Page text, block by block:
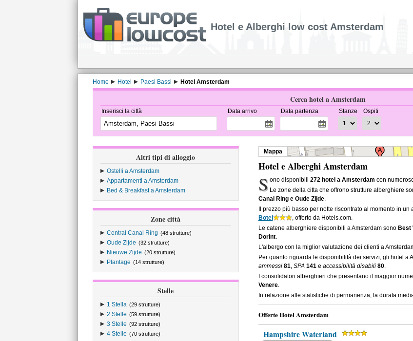
Hotel e Alberghi low cost Amsterdam
Home Hotel Paesi Bassi Hotel Amsterdam
Cerca hotel a Amsterdam
Inserisci la città Data arrivo Data partenza Stanze Ospiti
Altri tipi di alloggio
Ostelli a Amsterdam
Appartamenti a Amsterdam
Bed & Breakfast a Amsterdam
Zone città
Central Canal Ring (48 strutture)
Oude Zijde (32 strutture)
Nieuwe Zijde (20 strutture)
Plantage (14 strutture)
Stelle
1 Stella (29 strutture)
2 Stelle (59 strutture)
3 Stelle (92 strutture)
4 Stelle (70 strutture)
Mappa
Hotel e Alberghi Amsterdam
S ono disponibili272 hotel a Amsterdam con
Le zone della citta che offrono strutture alberghiere
Canal Ring e Oude Zijde.
Il prezzo più basso per notte riscontrato al momento in un
Botel
, offerto da Hotels.com.
Le catene alberghiere disponibili a Amsterdam sono Best
Dorint.
L'albergo con la miglior valutazione dei clienti a
Per quanto riguarda le disponibilità dei servizi, gli hotel a
ammessi 81, SPA 141e accessibilità disabili 80.
I consolidatori alberghieri che presentano il maggior
Venere.
In relazione alle statistiche di permanenza, la durata
Offerte Hotel Amsterdam
Hampshire Waterland